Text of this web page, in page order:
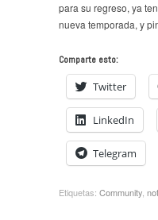
para su regreso, ya
nueva temporada, y
Comparte esto:
Twitter
LinkedIn
Telegram
Etiquetas: Community